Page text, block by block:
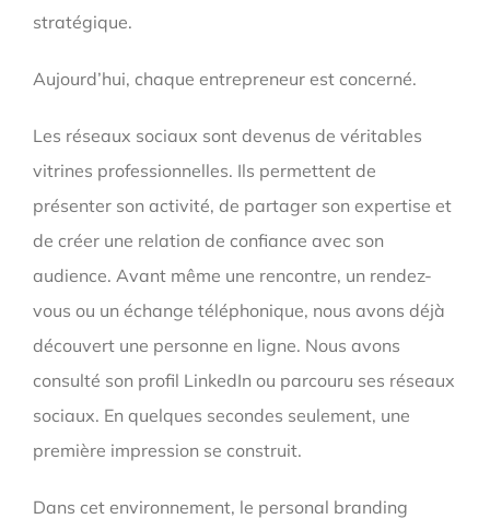
stratégique.
Aujourd’hui, chaque entrepreneur est concerné.
Les réseaux sociaux sont devenus de véritables
vitrines professionnelles. Ils permettent de
présenter son activité, de partager son expertise et
de créer une relation de confiance avec son
audience. Avant même une rencontre, un rendez-
vous ou un échange téléphonique, nous avons déjà
découvert une personne en ligne. Nous avons
consulté son profil LinkedIn ou parcouru ses réseaux
sociaux. En quelques secondes seulement, une
première impression se construit.
Dans cet environnement, le personal branding